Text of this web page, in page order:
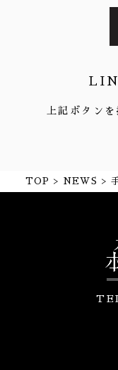
上記ボタン
TOP NEWS